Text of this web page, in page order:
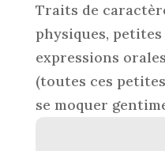
Traits de
physiques,
expressions
(toutes ces
se moquer